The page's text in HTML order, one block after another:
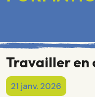
Travailler en
21 janv. 2026